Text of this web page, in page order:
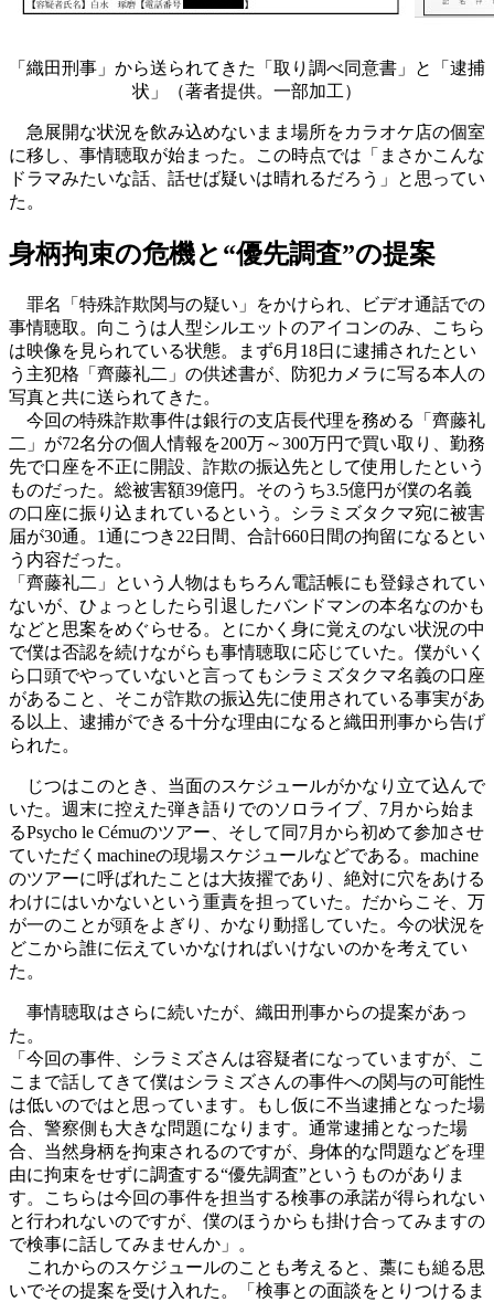
「織田刑事」から送られてきた「取り調べ同意書」と「逮捕
状」（著者提供。一部加工）
急展開な状況を飲み込めないまま場所をカラオケ店の個室
に移し、事情聴取が始まった。この時点では「まさかこんな
ドラマみたいな話、話せば疑いは晴れるだろう」と思ってい
た。
身柄拘束の危機と“優先調査”の提案
罪名「特殊詐欺関与の疑い」をかけられ、ビデオ通話での
事情聴取。向こうは人型シルエットのアイコンのみ、こちら
は映像を見られている状態。まず6月18日に逮捕されたとい
う主犯格「齊藤礼二」の供述書が、防犯カメラに写る本人の
写真と共に送られてきた。
今回の特殊詐欺事件は銀行の支店長代理を務める「齊藤礼
二」が72名分の個人情報を200万～300万円で買い取り、勤務
先で口座を不正に開設、詐欺の振込先として使用したという
ものだった。総被害額39億円。そのうち3.5億円が僕の名義
の口座に振り込まれているという。シラミズタクマ宛に被害
届が30通。1通につき22日間、合計660日間の拘留になるとい
う内容だった。
「齊藤礼二」という人物はもちろん電話帳にも登録されてい
ないが、ひょっとしたら引退したバンドマンの本名なのかも
などと思案をめぐらせる。とにかく身に覚えのない状況の中
で僕は否認を続けながらも事情聴取に応じていた。僕がいく
ら口頭でやっていないと言ってもシラミズタクマ名義の口座
があること、そこが詐欺の振込先に使用されている事実があ
る以上、逮捕ができる十分な理由になると織田刑事から告げ
られた。
じつはこのとき、当面のスケジュールがかなり立て込んで
いた。週末に控えた弾き語りでのソロライブ、7月から始ま
るPsycho le Cémuのツアー、そして同7月から初めて参加させ
ていただくmachineの現場スケジュールなどである。machine
のツアーに呼ばれたことは大抜擢であり、絶対に穴をあける
わけにはいかないという重責を担っていた。だからこそ、万
が一のことが頭をよぎり、かなり動揺していた。今の状況を
どこから誰に伝えていかなければいけないのかを考えてい
た。
事情聴取はさらに続いたが、織田刑事からの提案があっ
た。
「今回の事件、シラミズさんは容疑者になっていますが、こ
こまで話してきて僕はシラミズさんの事件への関与の可能性
は低いのではと思っています。もし仮に不当逮捕となった場
合、警察側も大きな問題になります。通常逮捕となった場
合、当然身柄を拘束されるのですが、身体的な問題などを理
由に拘束をせずに調査する“優先調査”というものがありま
す。こちらは今回の事件を担当する検事の承諾が得られない
と行われないのですが、僕のほうからも掛け合ってみますの
で検事に話してみませんか」。
これからのスケジュールのことも考えると、藁にも縋る思
いでその提案を受け入れた。「検事との面談をとりつけるま